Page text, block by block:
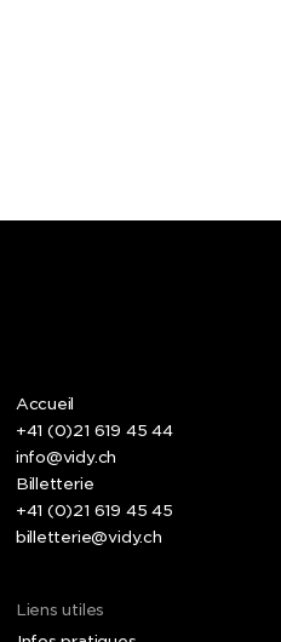
Accueil
+41 (0)21 619 45 44
info@vidy.ch
Billetterie
+41 (0)21 619 45 45
billetterie@vidy.ch
Liens utiles